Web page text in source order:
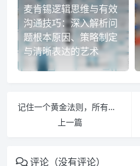
麦肯锡逻辑思维与有效
沟通技巧：深入解析问
题根本原因、策略制定
与清晰表达的艺术
记住一个黄金法则，所有谈判都用得到
上一篇
评论（没有评论）